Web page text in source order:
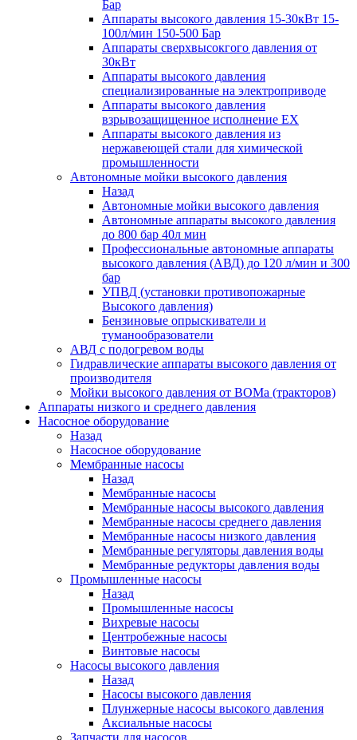
Бар
Аппараты высокого давления 15-30кВт 15-
100л/мин 150-500 Бар
Аппараты сверхвысокгого давления от
30кВт
Аппараты высокого давления
специализированные на электроприводе
Аппараты высокого давления
взрывозащищенное исполнение EX
Аппараты высокого давления из
нержавеющей стали для химической
промышленности
Автономные мойки высокого давления
Назад
Автономные мойки высокого давления
Автономные аппараты высокого давления
до 800 бар 40л мин
Профессиональные автономные аппараты
высокого давления (АВД) до 120 л/мин и 300
бар
УПВД (установки противопожарные
Высокого давления)
Бензиновые опрыскиватели и
туманообразователи
АВД с подогревом воды
Гидравлические аппараты высокого давления от
производителя
Мойки высокого давления от ВОМа (тракторов)
Аппараты низкого и среднего давления
Насосное оборудование
Назад
Насосное оборудование
Мембранные насосы
Назад
Мембранные насосы
Мембранные насосы высокого давления
Мембранные насосы среднего давления
Мембранные насосы низкого давления
Мембранные регуляторы давления воды
Мембранные редукторы давления воды
Промышленные насосы
Назад
Промышленные насосы
Вихревые насосы
Центробежные насосы
Винтовые насосы
Насосы высокого давления
Назад
Насосы высокого давления
Плунжерные насосы высокого давления
Аксиальные насосы
Запчасти для насосов